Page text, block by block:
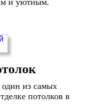
и уютным.
из самых
потолков в